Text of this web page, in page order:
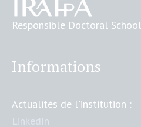
Responsible Doctoral School
Informations
Actualités de l'institution :